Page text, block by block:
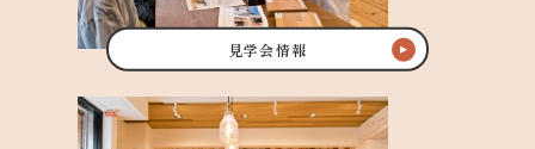
見学会情報